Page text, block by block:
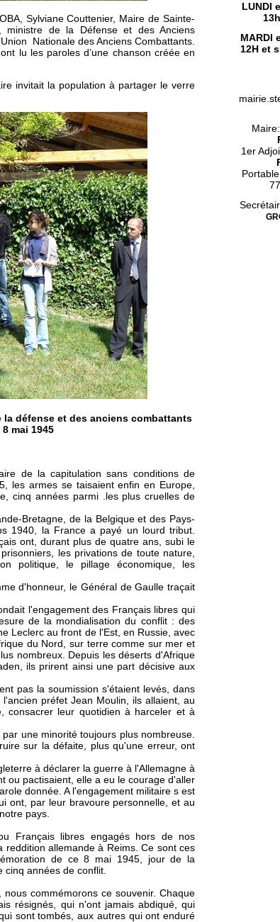
Sylviane Couttenier, Maire de Sainte-
ministre de la Défense et des Anciens
Nationale des Anciens Combattants.
lu les paroles d’une chanson créée en
invitait la population à partager le verre
défense et des anciens combattants
mai 1945
de la capitulation sans conditions de
les armes se taisaient enfin en Europe,
cinq années parmi .les plus cruelles de
Bretagne, de la Belgique et des Pays-
1940, la France a payé un lourd tribut.
ont, durant plus de quatre ans, subi le
les privations de toute nature,
politique, le pillage économique, les
d'honneur, le Général de Gaulle traçait
l'engagement des Français libres qui
de la mondialisation du conflit : des
Leclerc au front de l'Est, en Russie, avec
du Nord, sur terre comme sur mer et
nombreux. Depuis les déserts d'Afrique
ils prirent ainsi une part décisive aux
pas la soumission s'étaient levés, dans
préfet Jean Moulin, ils allaient, au
consacrer leur quotidien à harceler et à
une minorité toujours plus nombreuse.
sur la défaite, plus qu'une erreur, ont
à déclarer la guerre à l'Allemagne à
ou pactisaient, elle a eu le courage d'aller
donnée. A l'engagement militaire s est
ont, par leur bravoure personnelle, et au
pays.
Français libres engagés hors de nos
allemande à Reims. Ce sont ces
de ce 8 mai 1945, jour de la
années de conflit.
commémorons ce souvenir. Chaque
résignés, qui n'ont jamais abdiqué, qui
sont tombés, aux autres qui ont enduré
LUNDI
MARDI
12H et
Maire:
1er